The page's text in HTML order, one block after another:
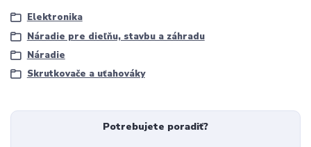
Elektronika
Náradie pre dieľňu, stavbu a záhradu
Náradie
Skrutkovače a uťahováky
Potrebujete poradiť?